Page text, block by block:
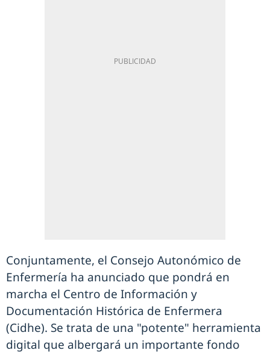
Conjuntamente, el Consejo Autonómico de
Enfermería ha anunciado que pondrá en
marcha el Centro de Información y
Documentación Histórica de Enfermera
(Cidhe). Se trata de una "potente" herramienta
digital que albergará un importante fondo